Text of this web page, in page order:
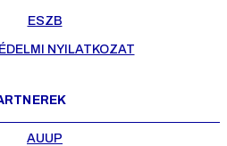
ESZB
NYILATKOZAT
AUUP